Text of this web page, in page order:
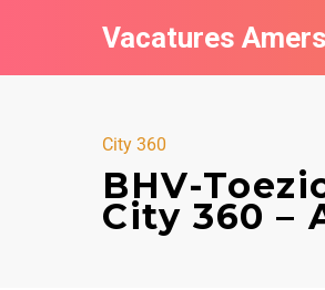
Vacatures
City 360
BHV-
City 360 –